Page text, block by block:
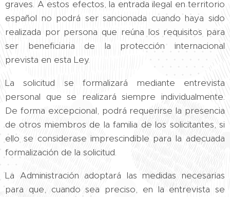
graves. A estos efectos, la entrada ilegal en territorio
español no podrá ser sancionada cuando haya sido
realizada por persona que reúna los requisitos para
ser beneficiaria de la protección internacional
prevista en esta Ley.
La solicitud se formalizará mediante entrevista
personal que se realizará siempre individualmente.
De forma excepcional, podrá requerirse la presencia
de otros miembros de la familia de los solicitantes, si
ello se considerase imprescindible para la adecuada
formalización de la solicitud.
La Administración adoptará las medidas necesarias
para que, cuando sea preciso, en la entrevista se